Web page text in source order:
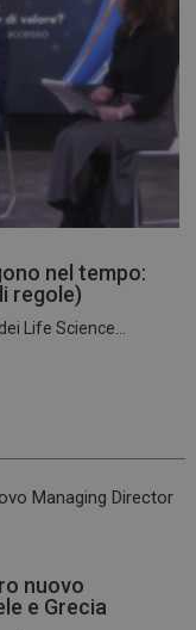
nel tempo:
regole)
Life Science...
nuovo
e Grecia